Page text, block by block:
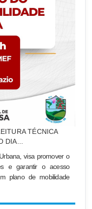
TÉCNICA
DIA...
visa promover o
e garantir o acesso
plano de mobilidade